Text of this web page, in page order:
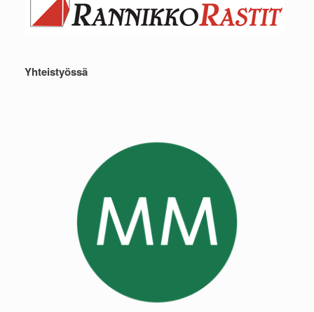
Yhteistyössä